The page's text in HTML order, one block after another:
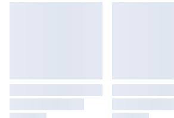
Mittelkonsole, hinten
Modellschriftzug
Ölsensor für Niveau und Qualität